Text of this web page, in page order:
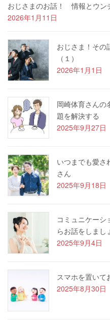
おじさまのお話！ 情報とウン
2026年1月11日
おじさま！その
（１）
2026年1月1日
岡崎体育さんの
題を解決する
2025年9月27日
いつまでも愛さ
さん
2025年9月18日
コミュニケー
らお話をしまし
2025年9月4日
スマホを置いて
2025年8月30日